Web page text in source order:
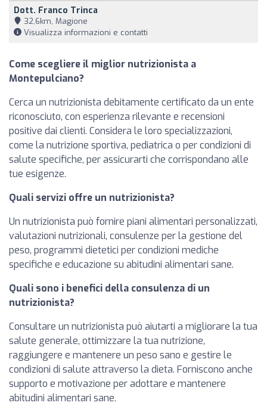
Dott. Franco Trinca
32,6km, Magione
Visualizza informazioni e contatti
Come scegliere il miglior nutrizionista a
Montepulciano?
Cerca un nutrizionista debitamente certificato da un ente
riconosciuto, con esperienza rilevante e recensioni
positive dai clienti. Considera le loro specializzazioni,
come la nutrizione sportiva, pediatrica o per condizioni di
salute specifiche, per assicurarti che corrispondano alle
tue esigenze.
Quali servizi offre un nutrizionista?
Un nutrizionista può fornire piani alimentari personalizzati,
valutazioni nutrizionali, consulenze per la gestione del
peso, programmi dietetici per condizioni mediche
specifiche e educazione su abitudini alimentari sane.
Quali sono i benefici della consulenza di un
nutrizionista?
Consultare un nutrizionista può aiutarti a migliorare la tua
salute generale, ottimizzare la tua nutrizione,
raggiungere e mantenere un peso sano e gestire le
condizioni di salute attraverso la dieta. Forniscono anche
supporto e motivazione per adottare e mantenere
abitudini alimentari sane.